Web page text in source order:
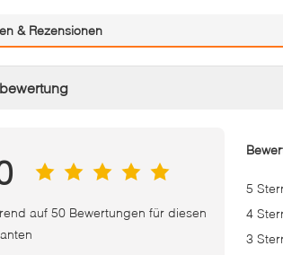
& Rezensionen
auf 50 Bewertungen für diesen
5
4
3